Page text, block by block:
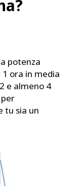
potenza
ora in media
e almeno 4
tu sia un